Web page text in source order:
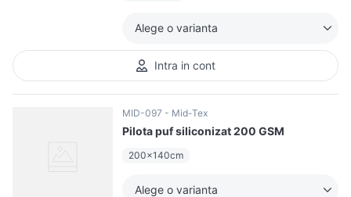
Alege o varianta
Intra in cont
MID-097 Mid-Tex
Pilota puf siliconizat 200 GSM
200x140cm
Alege o varianta